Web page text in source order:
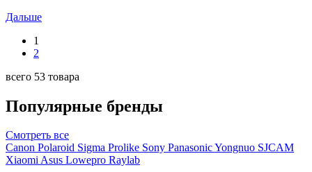
Дальше
1
2
всего 53 товара
Популярные бренды
Смотреть все
Canon Polaroid Sigma Prolike Sony PanasonicYongnuo SJCAM
XiaomiAsus Lowepro Raylab